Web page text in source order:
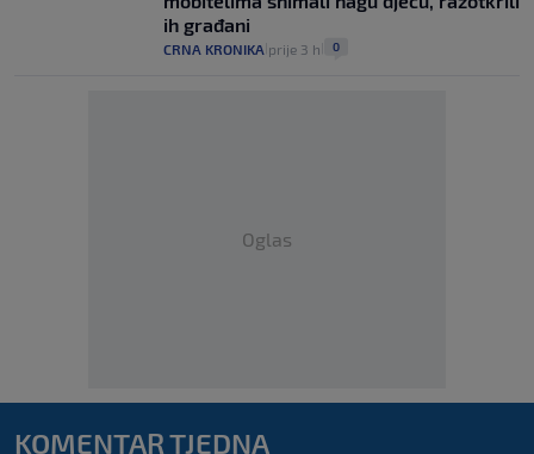
ih građani
CRNA KRONIKA prije 3 h 0
Oglas
KOMENTAR TJEDNA